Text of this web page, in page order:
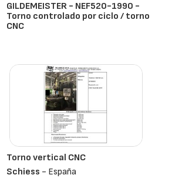
GILDEMEISTER - NEF520-1990 -
Torno controlado por ciclo / torno
CNC
Torno vertical CNC
Schiess - España